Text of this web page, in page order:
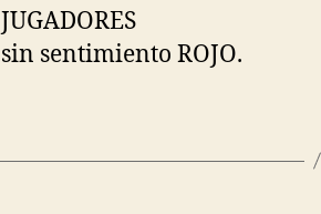
JUGADORES
sin sentimiento ROJO.